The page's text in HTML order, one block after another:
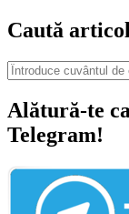
Caută
Alătură-te
Telegram!